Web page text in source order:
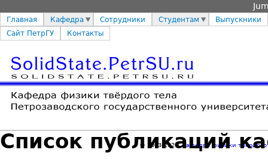
Главная Кафедра Сотрудники Студентам
Выпускники
Сайт ПетрГУ
Контакты
Список публикаций
© 2003-2026Кафедра физики твёрдого